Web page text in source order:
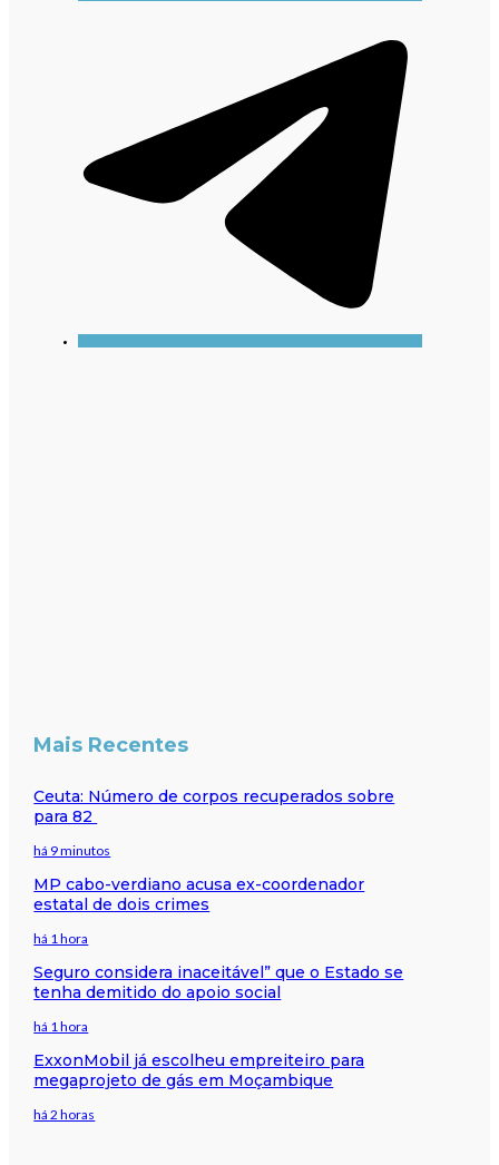
Mais Recentes
Ceuta: Número de corpos recuperados sobre
para 82
há 9 minutos
MP cabo-verdiano acusa ex-coordenador
estatal de dois crimes
há 1 hora
Seguro considera inaceitável” que o Estado se
tenha demitido do apoio social
há 1 hora
ExxonMobil já escolheu empreiteiro para
megaprojeto de gás em Moçambique
há 2 horas